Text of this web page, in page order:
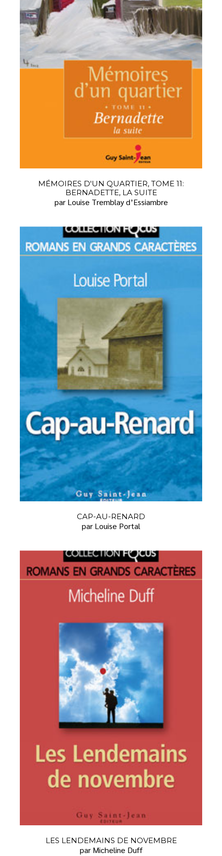
MÉMOIRES D'UN QUARTIER, TOME 11:
BERNADETTE, LA SUITE
par Louise Tremblay d’Essiambre
CAP-AU-RENARD
par Louise Portal
LES LENDEMAINS DE NOVEMBRE
par Micheline Duff